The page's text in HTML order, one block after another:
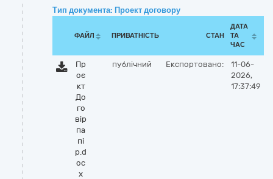
Тип документа: Проект договору
ФАЙЛ ПРИВАТНІСТЬ СТАН
ДАТА
ТА
ЧАС
Пр
оє
кт
До
го
вір
па
пі
р.d
oc
x
публічний Експортовано:
11-06-
2026,
17:37:49